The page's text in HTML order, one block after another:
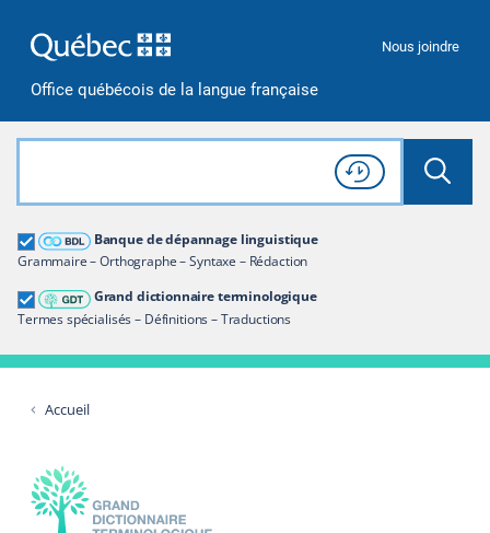
Office québécois de la langue française
Nous joindre
Rechercher dans tout le site
Lancer
Consulter l'
Historique
de recherche
Banque de dépannage linguistique
Grammaire – Orthographe – Syntaxe – Rédaction
Grand dictionnaire terminologique
Termes spécialisés – Définitions – Traductions
Grand dictionnaire terminologique
Restreindre aux termes
Accueil